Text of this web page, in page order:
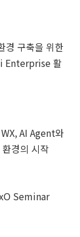
경 구축을 위한
Enterprise 활
AI Agent와
경의 시작
Seminar